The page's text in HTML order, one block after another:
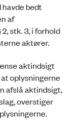
bedt
af
stk. 3, i forhold
aktører.
aktindsigt
oplysningerne
afslå aktindsigt,
overstiger